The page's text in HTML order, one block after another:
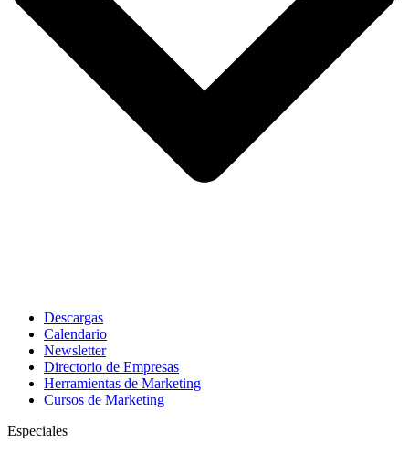
Descargas
Calendario
Newsletter
Directorio de Empresas
Herramientas de Marketing
Cursos de Marketing
Especiales